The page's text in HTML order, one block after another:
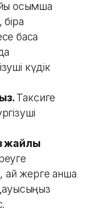
қосымша
басқа
күдік
Таксиге
жайлы
жерге қанша